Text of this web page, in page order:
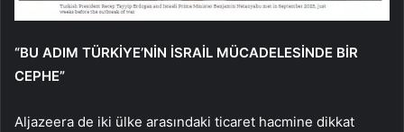
“BU ADIM TÜRKİYE’NİN İSRAİL MÜCADELESİNDE BİR
CEPHE”
Aljazeera de iki ülke arasındaki ticaret hacmine dikkat